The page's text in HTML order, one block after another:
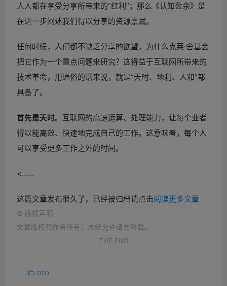
人人都在享受分享所带来的“红利”；那么《认知盈余》是
在进一步阐述我们得以分享的资源禀赋。
任何时候，人们都不缺乏分享的欲望，为什么克莱·舍基会
把它作为一个重点问题来研究？这得益于互联网所带来的
技术革命，用通俗的话来说，就是“天时、地利、人和”都
具备了。
首先是天时。 互联网的高速运算、处理能力，让每个业者
得以能高效、快速地完成自己的工作。这意味着，每个人
可以享受更多工作之外的时间。
<......
这篇文章发布很久了，已经被归档请点击阅读更多文章
© 版权声明
文章版权归作者所有，未经允许请勿转载。
THE END
O2O